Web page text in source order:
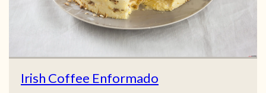
Irish Coffee Enformado